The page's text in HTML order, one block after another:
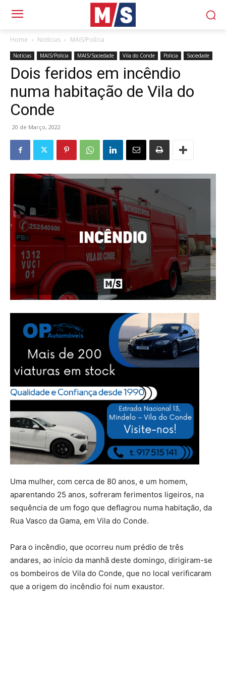
Home Notícias MAIS/Polícia
Notícias MAIS/Polícia MAIS/Sociedade Vila do Conde Polícia Sociedade
Dois feridos em incêndio
numa habitação de Vila do
Conde
20 de Março, 2022
Uma mulher, com cerca de 80 anos, e um homem,
aparentando 25 anos, sofreram ferimentos ligeiros, na
sequência de um fogo que deflagrou numa habitação, da
Rua Vasco da Gama, em Vila do Conde.
Para o incêndio, que ocorreu num prédio de três
andares, ao início da manhã deste domingo, dirigiram-se
os bombeiros de Vila do Conde, que no local verificaram
que a origem do incêndio foi num exaustor.